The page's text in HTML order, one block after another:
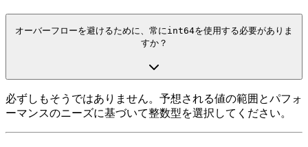
オーバーフローを避けるために、常にint64を使用する必要がありま
すか？
必ずしもそうではありません。予想される値の範囲とパフォ
ーマンスのニーズに基づいて整数型を選択してください。